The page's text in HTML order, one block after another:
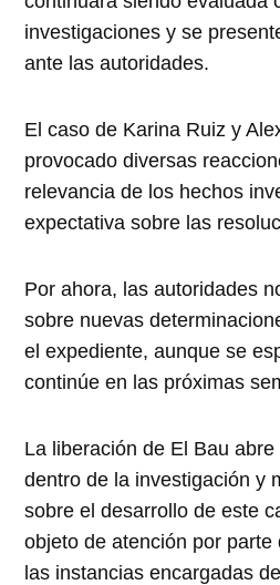
investigaciones y se
ante las autoridades.
El caso de Karina Ruiz y
provocado diversas
relevancia de los hechos
expectativa sobre las
Por ahora, las autoridades
sobre nuevas
el expediente, aunque se
continúe en las próximas
La liberación de El Bau
dentro de la investigación y
sobre el desarrollo de este
objeto de atención por
las instancias encargadas